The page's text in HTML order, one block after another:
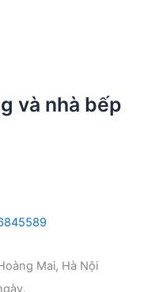
và nhà bếp
Mai, Hà Nội